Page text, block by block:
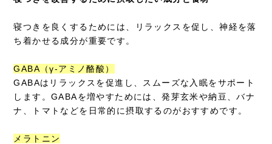
寝つきを良くするためには、リラックスを促し、神経を落
ち着かせる成分が重要です。
GABA（γ-アミノ酪酸）
GABAはリラックスを促進し、スムーズな入眠をサポート
します。GABAを増やすためには、発芽玄米や納豆、バナ
ナ、トマトなどを日常的に摂取するのがおすすめです。
メラトニン